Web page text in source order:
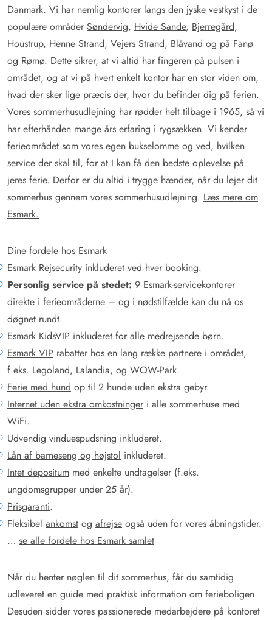
Danmark. Vi har nemlig kontorer langs den jyske vestkyst i de
populære områder Søndervig, Hvide Sande, Bjerregård,
Houstrup, Henne Strand, Vejers Strand, Blåvand og på Fanø
og Rømø. Dette sikrer, at vi altid har fingeren på pulsen i
området, og at vi på hvert enkelt kontor har en stor viden om,
hvad der sker lige præcis der, hvor du befinder dig på ferien.
Vores sommerhusudlejning har rødder helt tilbage i 1965, så vi
har efterhånden mange års erfaring i rygsækken. Vi kender
ferieområdet som vores egen bukselomme og ved, hvilken
service der skal til, for at I kan få den bedste oplevelse på
jeres ferie. Derfor er du altid i trygge hænder, når du lejer dit
sommerhus gennem vores sommerhusudlejning. Læs mere om
Esmark.
Dine fordele hos Esmark
Esmark Rejsecurity inkluderet ved hver booking.
Personlig service på stedet: 9 Esmark-servicekontorer
direkte i ferieområderne – og i nødstilfælde kan du nå os
døgnet rundt.
Esmark KidsVIP inkluderet for alle medrejsende børn.
Esmark VIP rabatter hos en lang række partnere i området,
f.eks. Legoland, Lalandia, og WOW-Park.
Ferie med hund op til 2 hunde uden ekstra gebyr.
Internet uden ekstra omkostninger i alle sommerhuse med
WiFi.
Udvendig vinduespudsning inkluderet.
Lån af barneseng og højstol inkluderet.
Intet depositum med enkelte undtagelser (f.eks.
ungdomsgrupper under 25 år).
Prisgaranti.
Fleksibel ankomst og afrejse også uden for vores åbningstider.
… se alle fordele hos Esmark samlet
Når du henter nøglen til dit sommerhus, får du samtidig
udleveret en guide med praktisk information om ferieboligen.
Desuden sidder vores passionerede medarbejdere på kontoret